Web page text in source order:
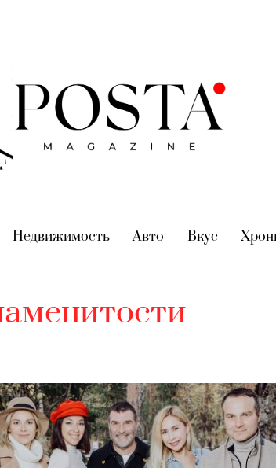
Недвижимость(current)
Авто (current)
Вкус (current)